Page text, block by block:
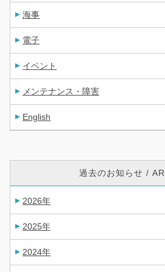
海事
電子
イベント
メンテナンス・障害
English
過去のお知らせ /
2026年
2025年
2024年